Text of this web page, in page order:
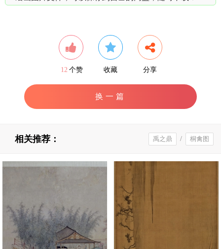
12 个赞 收藏 分享
换一篇
相关推荐： 桐禽图
/
禹之鼎